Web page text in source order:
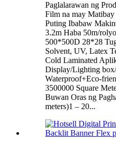
Paglalarawan ng
Film na may
Puting Ibabaw
3.2m Haba 50m/
500*500D 28*28
Solvent, UV, Latex
Cold Laminated
Display/Lighting
Waterproof+Eco-
3500000 Square
Buwan Oras ng
meters)1 – 20...